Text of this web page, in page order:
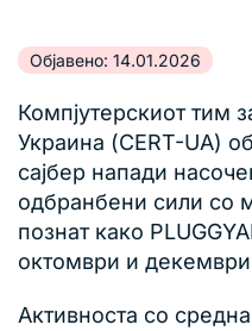
Објавено: 14.01.2026
Компјутерскиот тим
Украина (CERT-UA)
сајбер напади
одбранбени сили со
познат како
октомври и
Активноста со